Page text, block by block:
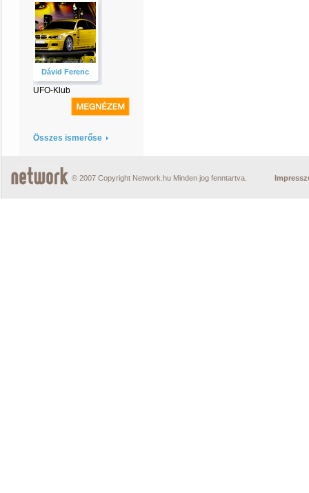
Dávid Ferenc
UFO-Klub
Összes ismerőse
© 2007 Copyright Network.hu Minden jog fenntartva.